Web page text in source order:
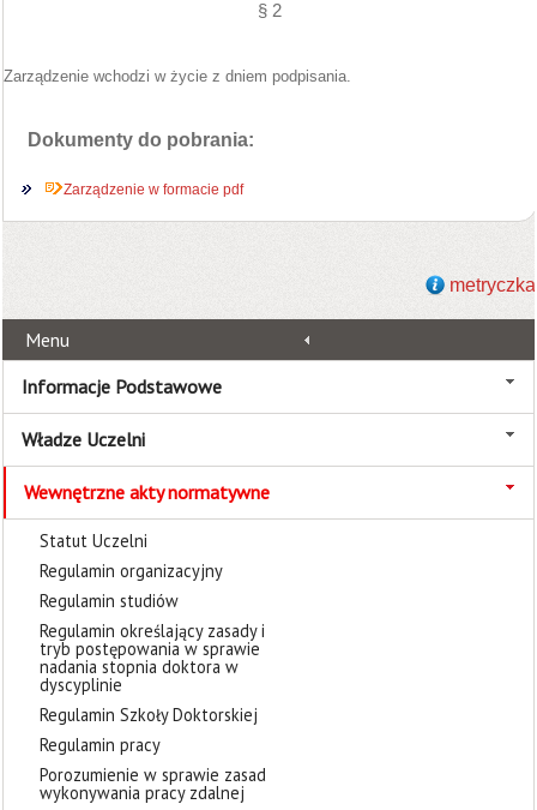
§ 2
Zarządzenie wchodzi w życie z dniem podpisania.
Dokumenty do pobrania:
Zarządzenie w formacie pdf
metryczka
Menu
Informacje Podstawowe
Władze Uczelni
Wewnętrzne akty normatywne
Statut Uczelni
Regulamin organizacyjny
Regulamin studiów
Regulamin określający zasady i
tryb postępowania w sprawie
nadania stopnia doktora w
dyscyplinie
Regulamin Szkoły Doktorskiej
Regulamin pracy
Porozumienie w sprawie zasad
wykonywania pracy zdalnej